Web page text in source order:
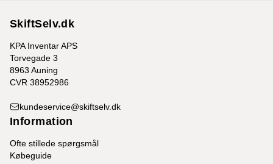
SkiftSelv.dk
KPA Inventar APS
Torvegade 3
8963 Auning
CVR 38952986
kundeservice@skiftselv.dk
Information
Ofte stillede spørgsmål
Købeguide